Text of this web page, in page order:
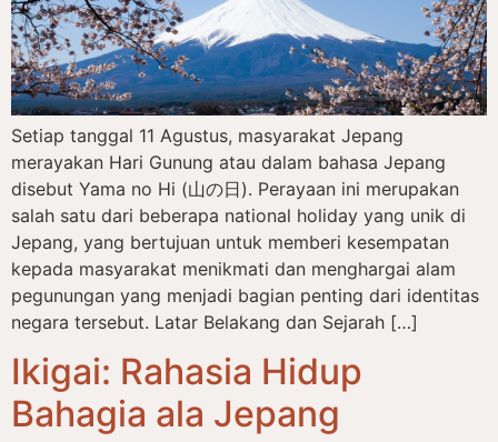
Setiap tanggal 11 Agustus, masyarakat Jepang
merayakan Hari Gunung atau dalam bahasa Jepang
disebut Yama no Hi (山の日). Perayaan ini merupakan
salah satu dari beberapa national holiday yang unik di
Jepang, yang bertujuan untuk memberi kesempatan
kepada masyarakat menikmati dan menghargai alam
pegunungan yang menjadi bagian penting dari identitas
negara tersebut. Latar Belakang dan Sejarah […]
Ikigai: Rahasia Hidup
Bahagia ala Jepang